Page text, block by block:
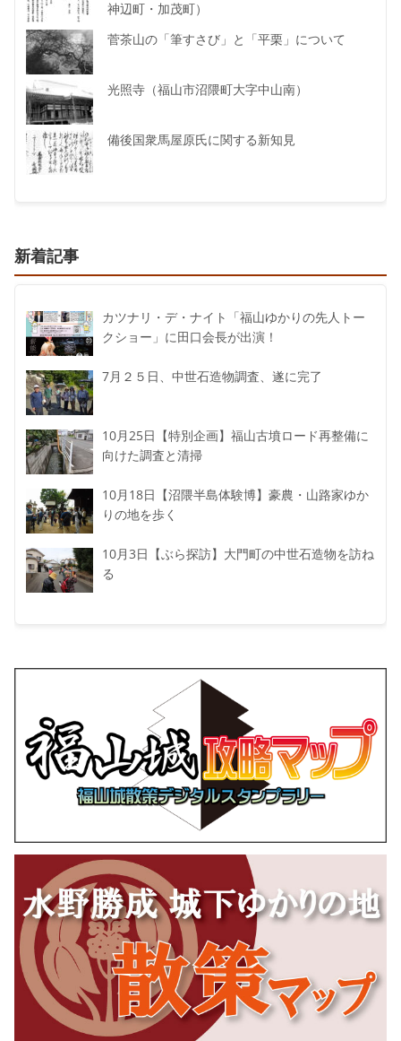
神辺町・加茂町）
菅茶山の「筆すさび」と「平栗」について
光照寺（福山市沼隈町大字中山南）
備後国衆馬屋原氏に関する新知見
新着記事
カツナリ・デ・ナイト「福山ゆかりの先人トー
クショー」に田口会長が出演！
7月２５日、中世石造物調査、遂に完了
10月25日【特別企画】福山古墳ロード再整備に
向けた調査と清掃
10月18日【沼隈半島体験博】豪農・山路家ゆか
りの地を歩く
10月3日【ぶら探訪】大門町の中世石造物を訪ね
る